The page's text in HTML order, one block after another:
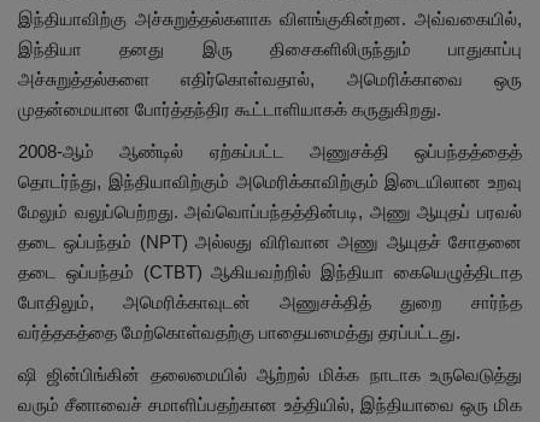
இந்தியாவிற்கு அச்சுறுத்தல்களாக விளங்குகின்றன. அவ்வகையில்,
இந்தியா தனது இரு திசைகளிலிருந்தும் பாதுகாப்பு
அச்சுறுத்தல்களை எதிர்கொள்வதால், அமெரிக்காவை ஒரு
முதன்மையான போர்த்தந்திர கூட்டாளியாகக் கருதுகிறது.
2008-ஆம் ஆண்டில் ஏற்கப்பட்ட அணுசக்தி ஒப்பந்தத்தைத்
தொடர்ந்து, இந்தியாவிற்கும் அமெரிக்காவிற்கும் இடையிலான உறவு
மேலும் வலுப்பெற்றது. அவ்வொப்பந்தத்தின்படி, அணு ஆயுதப் பரவல்
தடை ஒப்பந்தம் (NPT) அல்லது விரிவான அணு ஆயுதச் சோதனை
தடை ஒப்பந்தம் (CTBT) ஆகியவற்றில் இந்தியா கையெழுத்திடாத
போதிலும், அமெரிக்காவுடன் அணுசக்தித் துறை சார்ந்த
வர்த்தகத்தை மேற்கொள்வதற்கு பாதையமைத்து தரப்பட்டது.
ஷி ஜின்பிங்கின் தலைமையில் ஆற்றல் மிக்க நாடாக உருவெடுத்து
வரும் சீனாவைச் சமாளிப்பதற்கான உத்தியில், இந்தியாவை ஒரு மிக